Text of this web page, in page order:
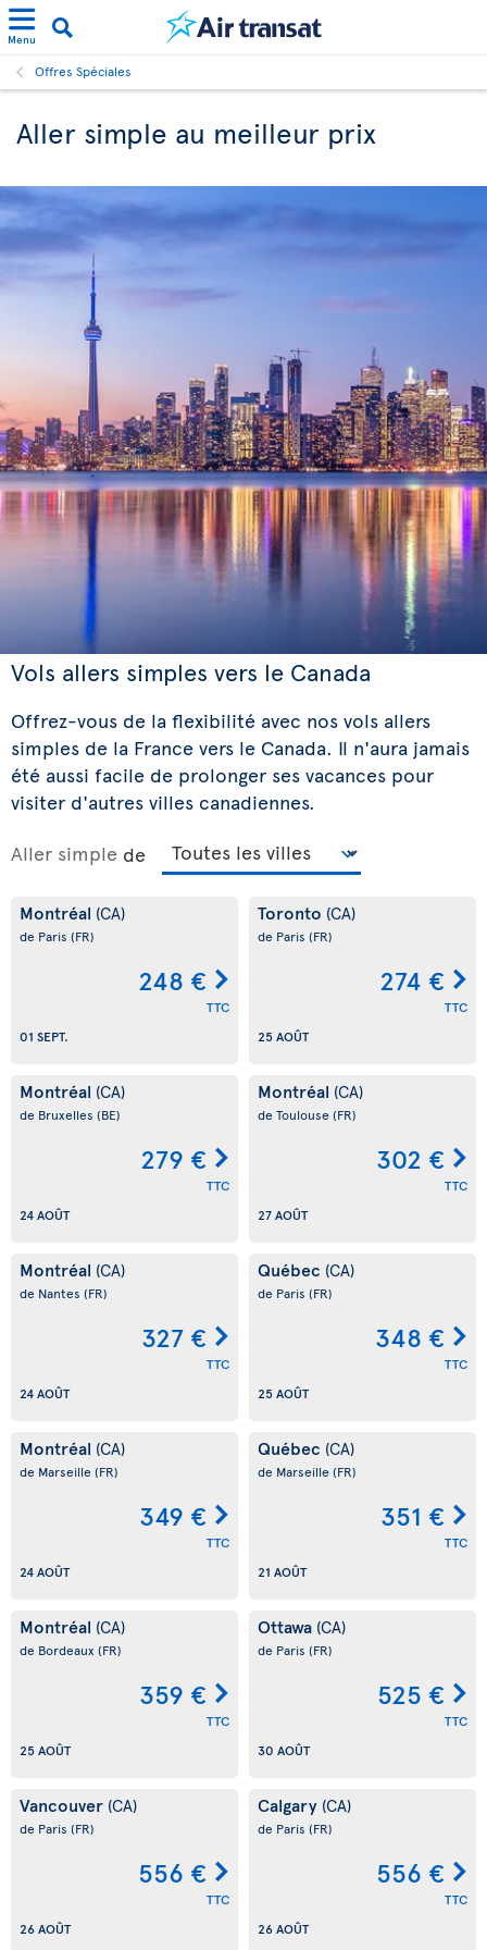
Menu
Offres Spéciales
Aller simple au meilleur prix
Vols allers simples vers le Canada
Offrez-vous de la flexibilité avec nos vols allers
simples de la France vers le Canada. Il n'aura jamais
été aussi facile de prolonger ses vacances pour
visiter d'autres villes canadiennes.
Aller simple de
Montréal (CA)
de Paris (FR)
248 €
TTC
01 SEPT.
Toronto (CA)
de Paris (FR)
274 €
TTC
25 AOÛT
Montréal (CA)
de Bruxelles (BE)
279 €
TTC
24 AOÛT
Montréal (CA)
de Toulouse (FR)
302 €
TTC
27 AOÛT
Montréal (CA)
de Nantes (FR)
327 €
TTC
24 AOÛT
Québec (CA)
de Paris (FR)
348 €
TTC
25 AOÛT
Montréal (CA)
de Marseille (FR)
349 €
TTC
24 AOÛT
Québec (CA)
de Marseille (FR)
351 €
TTC
21 AOÛT
Montréal (CA)
de Bordeaux (FR)
359 €
TTC
25 AOÛT
Ottawa (CA)
de Paris (FR)
525 €
TTC
30 AOÛT
Vancouver (CA)
de Paris (FR)
556 €
TTC
26 AOÛT
Calgary (CA)
de Paris (FR)
556 €
TTC
26 AOÛT